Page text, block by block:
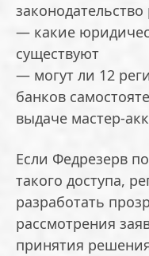
— какие
существуют
— могут ли 12
банков
выдаче мастер-
Если Федрезерв
такого доступа,
разработать
рассмотрения
принятия